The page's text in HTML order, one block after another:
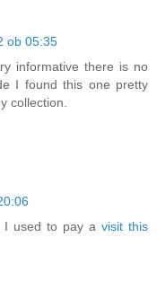
ob 05:35
informative there is no
I found this one pretty
collection.
I used to pay a visit this